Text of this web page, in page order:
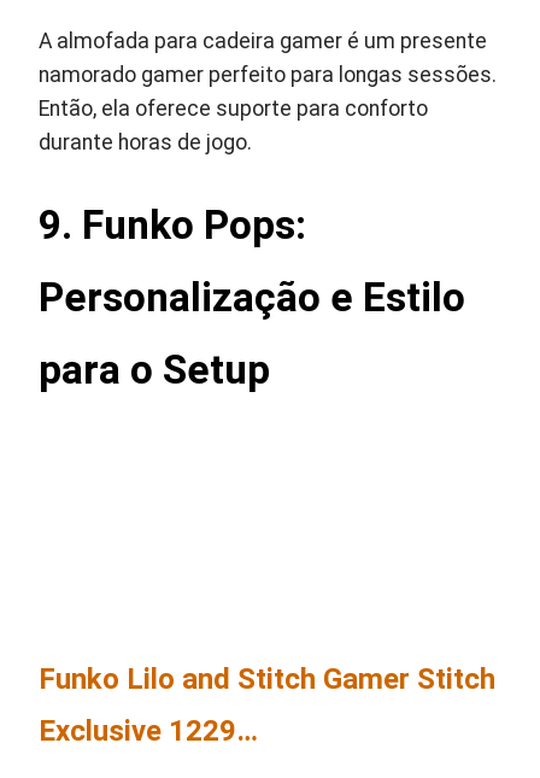
A almofada para cadeira gamer é um presente
namorado gamer perfeito para longas sessões.
Então, ela oferece suporte para conforto
durante horas de jogo.
9. Funko Pops:
Personalização e Estilo
para o Setup
Funko Lilo and Stitch Gamer Stitch
Exclusive 1229…